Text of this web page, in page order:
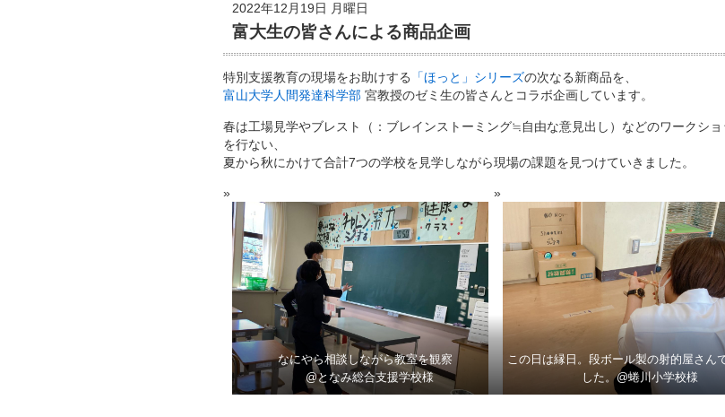
2022年12月19日 月曜日
富大生の皆さんによる商品企画
特別支援教育の現場をお助けする 「ほっと」シリーズの次なる新商品を、
富山大学人間発達科学部 宮教授のゼミ生の皆さんとコラボ企画しています。
春は工場見学やブレスト（：ブレインストーミング≒自由な意見出し）などのワークショ
を行ない、
夏から秋にかけて合計7つの学校を見学しながら現場の課題を見つけていきました。
なにやら相談しながら教室を観察
@となみ総合支援学校様
この日は縁日。段ボール製の射的屋さん
した。@蜷川小学校様